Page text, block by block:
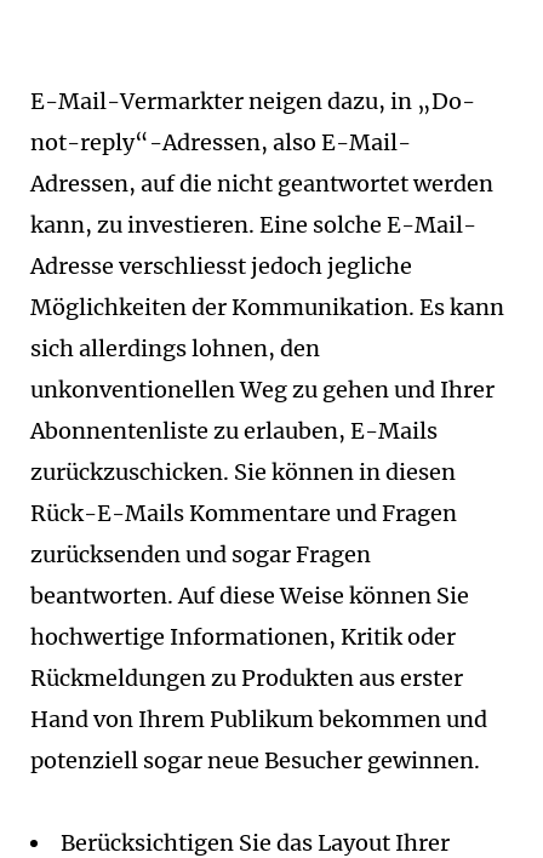
E-Mail-Vermarkter neigen dazu, in „Do-
not-reply“-Adressen, also E-Mail-
Adressen, auf die nicht geantwortet werden
kann, zu investieren. Eine solche E-Mail-
Adresse verschliesst jedoch jegliche
Möglichkeiten der Kommunikation. Es kann
sich allerdings lohnen, den
unkonventionellen Weg zu gehen und Ihrer
Abonnentenliste zu erlauben, E-Mails
zurückzuschicken. Sie können in diesen
Rück-E-Mails Kommentare und Fragen
zurücksenden und sogar Fragen
beantworten. Auf diese Weise können Sie
hochwertige Informationen, Kritik oder
Rückmeldungen zu Produkten aus erster
Hand von Ihrem Publikum bekommen und
potenziell sogar neue Besucher gewinnen.
Berücksichtigen Sie das Layout Ihrer